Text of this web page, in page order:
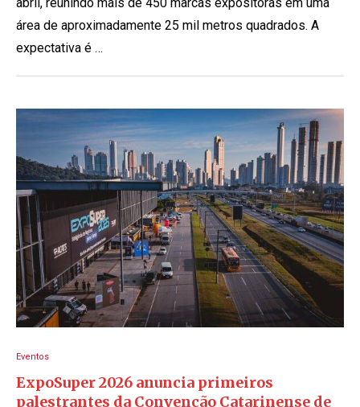
área de aproximadamente 25 mil metros quadrados. A
expectativa é …
Eventos
ExpoSuper 2026 anuncia primeiros
palestrantes da Convenção Catarinense de